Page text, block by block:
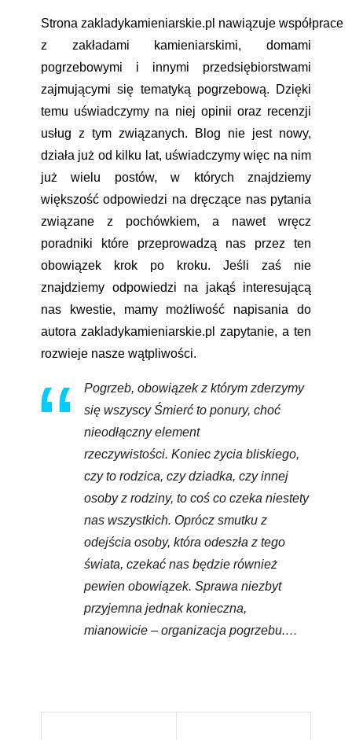
Strona zakladykamieniarskie.pl nawiązuje współprace
z zakładami kamieniarskimi, domami
pogrzebowymi i innymi przedsiębiorstwami
zajmującymi się tematyką pogrzebową. Dzięki
temu uświadczymy na niej opinii oraz recenzji
usług z tym związanych. Blog nie jest nowy,
działa już od kilku lat, uświadczymy więc na nim
już wielu postów, w których znajdziemy
większość odpowiedzi na dręczące nas pytania
związane z pochówkiem, a nawet wręcz
poradniki które przeprowadzą nas przez ten
obowiązek krok po kroku. Jeśli zaś nie
znajdziemy odpowiedzi na jakąś interesującą
nas kwestie, mamy możliwość napisania do
autora zakladykamieniarskie.pl zapytanie, a ten
rozwieje nasze wątpliwości.
Pogrzeb, obowiązek z którym zderzymy
się wszyscy Śmierć to ponury, choć
nieodłączny element
rzeczywistości. Koniec życia bliskiego,
czy to rodzica, czy dziadka, czy innej
osoby z rodziny, to coś co czeka niestety
nas wszystkich. Oprócz smutku z
odejścia osoby, która odeszła z tego
świata, czekać nas będzie również
pewien obowiązek. Sprawa niezbyt
przyjemna jednak konieczna,
mianowicie – organizacja pogrzebu.…